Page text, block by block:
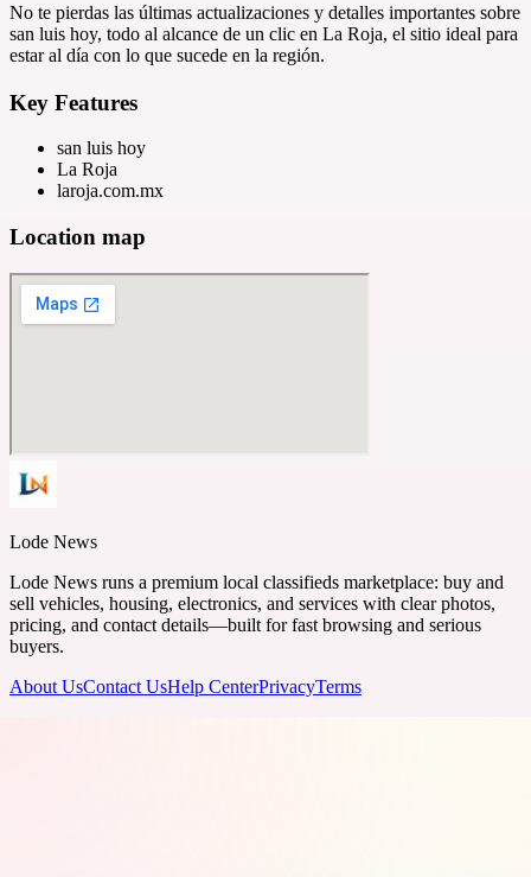
No te pierdas las últimas actualizaciones y detalles importantes sobre
san luis hoy, todo al alcance de un clic en La Roja, el sitio ideal para
estar al día con lo que sucede en la región.
Key Features
san luis hoy
La Roja
laroja.com.mx
Location map
Lode News
Lode News runs a premium local classifieds marketplace: buy and
sell vehicles, housing, electronics, and services with clear photos,
pricing, and contact details—built for fast browsing and serious
buyers.
About UsContact UsHelp CenterPrivacyTerms